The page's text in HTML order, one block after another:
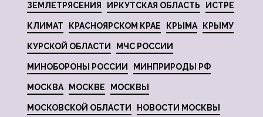
ЗЕМЛЕТРЯСЕНИЯ ИРКУТСКАЯ ОБЛАСТЬ ИСТРЕ
КЛИМАТ КРАСНОЯРСКОМ КРАЕ КРЫМА КРЫМУ
КУРСКОЙ ОБЛАСТИ МЧС РОССИИ
МИНОБОРОНЫ РОССИИ МИНПРИРОДЫ РФ
МОСКВА МОСКВЕ МОСКВЫ
МОСКОВСКОЙ ОБЛАСТИ НОВОСТИ МОСКВЫ